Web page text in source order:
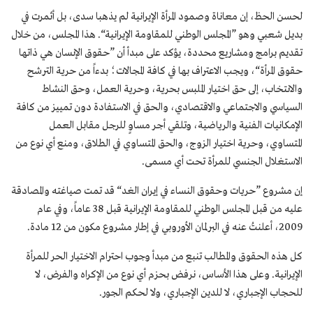
لحسن الحظ، إن معاناة وصمود المرأة الإيرانية لم يذهبا سدى، بل أثمرت في
بديل شعبي وهو ”المجلس الوطني للمقاومة الإيرانية“. هذا المجلس، من خلال
تقديم برامج ومشاريع محددة، يؤكد على مبدأ أن ”حقوق الإنسان هي ذاتها
حقوق المرأة“، ويجب الاعتراف بها في كافة المجالات؛ بدءاً من حرية الترشح
والانتخاب، إلى حق اختيار الملبس بحرية، وحرية العمل، وحق النشاط
السياسي والاجتماعي والاقتصادي، والحق في الاستفادة دون تمييز من كافة
الإمكانيات الفنية والرياضية، وتلقي أجر مساوٍ للرجل مقابل العمل
المتساوي، وحرية اختيار الزوج، والحق المتساوي في الطلاق، ومنع أي نوع من
الاستغلال الجنسي للمرأة تحت أي مسمى.
إن مشروع ”حريات وحقوق النساء في إيران الغد“ قد تمت صياغته والمصادقة
عليه من قبل المجلس الوطني للمقاومة الإيرانية قبل 38 عاماً، وفي عام
2009، أعلنتُ عنه في البرلمان الأوروبي في إطار مشروع مكون من 12 مادة.
كل هذه الحقوق والمطالب تنبع من مبدأ وجوب احترام الاختيار الحر للمرأة
الإيرانية. وعلى هذا الأساس، نرفض بحزم أي نوع من الإكراه والفرض، لا
للحجاب الإجباري، لا للدين الإجباري، ولا لحكم الجور.